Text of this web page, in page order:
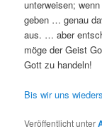
unterweisen;
geben … genau
aus. … aber
möge der Geist
Gott zu handeln!
Bis wir uns
Veröffentlicht unter